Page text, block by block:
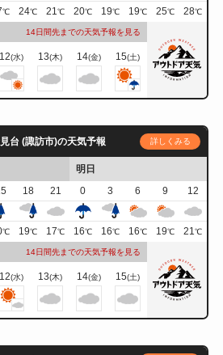
℃ 24℃ 21℃ 20℃ 19℃ 19℃ 25℃ 28℃
14日間先までの天気予報を見る
12(水) 13(木) 14(金) 15(土)
台 (諏訪市)の天気予報 詳しくみる
明日
18 21 0 3 6 9
12
℃ 19℃ 17℃ 16℃ 16℃ 16℃ 19℃ 21℃
14日間先までの天気予報を見る
12(水) 13(木) 14(金) 15(土)